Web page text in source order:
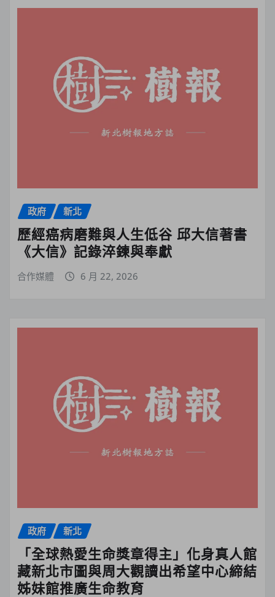
政府 新北
歷經癌病磨難與人生低谷 邱大信著書
《大信》記錄淬鍊與奉獻
合作媒體 6 月 22, 2026
政府 新北
「全球熱愛生命獎章得主」化身真人館
藏新北市圖與周大觀讀出希望中心締結
姊妹館推廣生命教育